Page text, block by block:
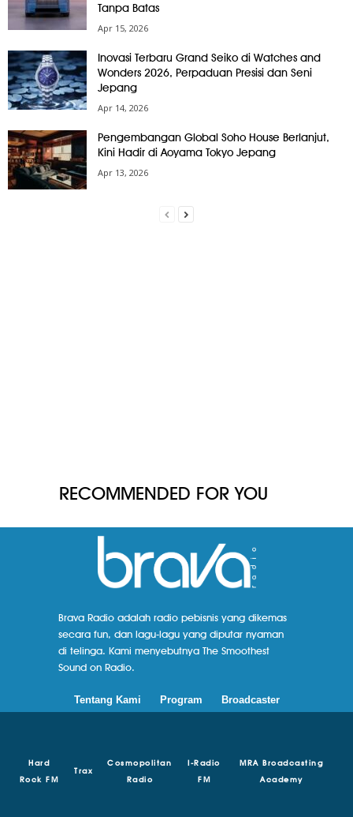
Tanpa Batas
Apr 15, 2026
Inovasi Terbaru Grand Seiko di Watches and
Wonders 2026, Perpaduan Presisi dan Seni
Jepang
Apr 14, 2026
Pengembangan Global Soho House Berlanjut,
Kini Hadir di Aoyama Tokyo Jepang
Apr 13, 2026
RECOMMENDED FOR YOU
Brava Radio adalah radio pebisnis yang dikemas
secara fun, dan lagu-lagu yang diputar nyaman
di telinga. Kami menyebutnya The Smoothest
Sound on Radio.
Tentang Kami Program Broadcaster
Hard
Rock FM
Trax
Cosmopolitan
Radio
I-Radio
FM
MRA Broadcasting
Academy